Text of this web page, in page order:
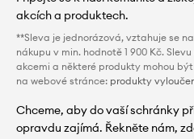
akcích a produktech.
**Sleva je jednorázová, vztahuje se
nákupu v min. hodnotě 1 900 Kč.
akcemi a některé produkty mohou
na webové stránce: produkty
Chceme, aby do vaší schránky
opravdu zajímá. Řekněte nám,